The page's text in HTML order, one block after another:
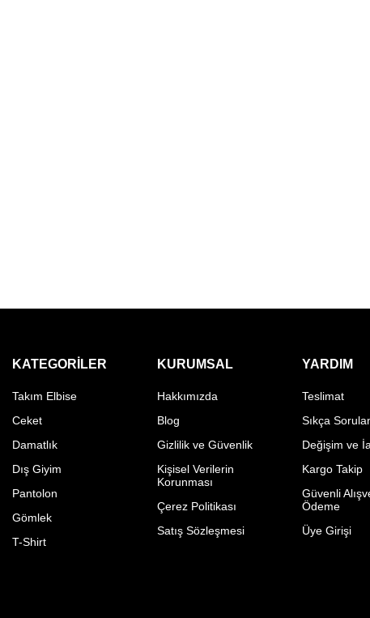
KATEGORILER
Takım Elbise
Ceket
Damatlık
Dış Giyim
Pantolon
Gömlek
T-Shirt
KURUMSAL
Hakkımızda
Blog
Gizlilik ve Güvenlik
Kişisel Verilerin
Korunması
Çerez Politikası
Satış Sözleşmesi
YARDIM
Teslimat
Sıkça
Değişim ve
Kargo Takip
Güvenli
Ödeme
Üye Girişi